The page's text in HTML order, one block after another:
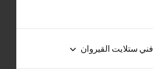
فني ستلايت القيروان